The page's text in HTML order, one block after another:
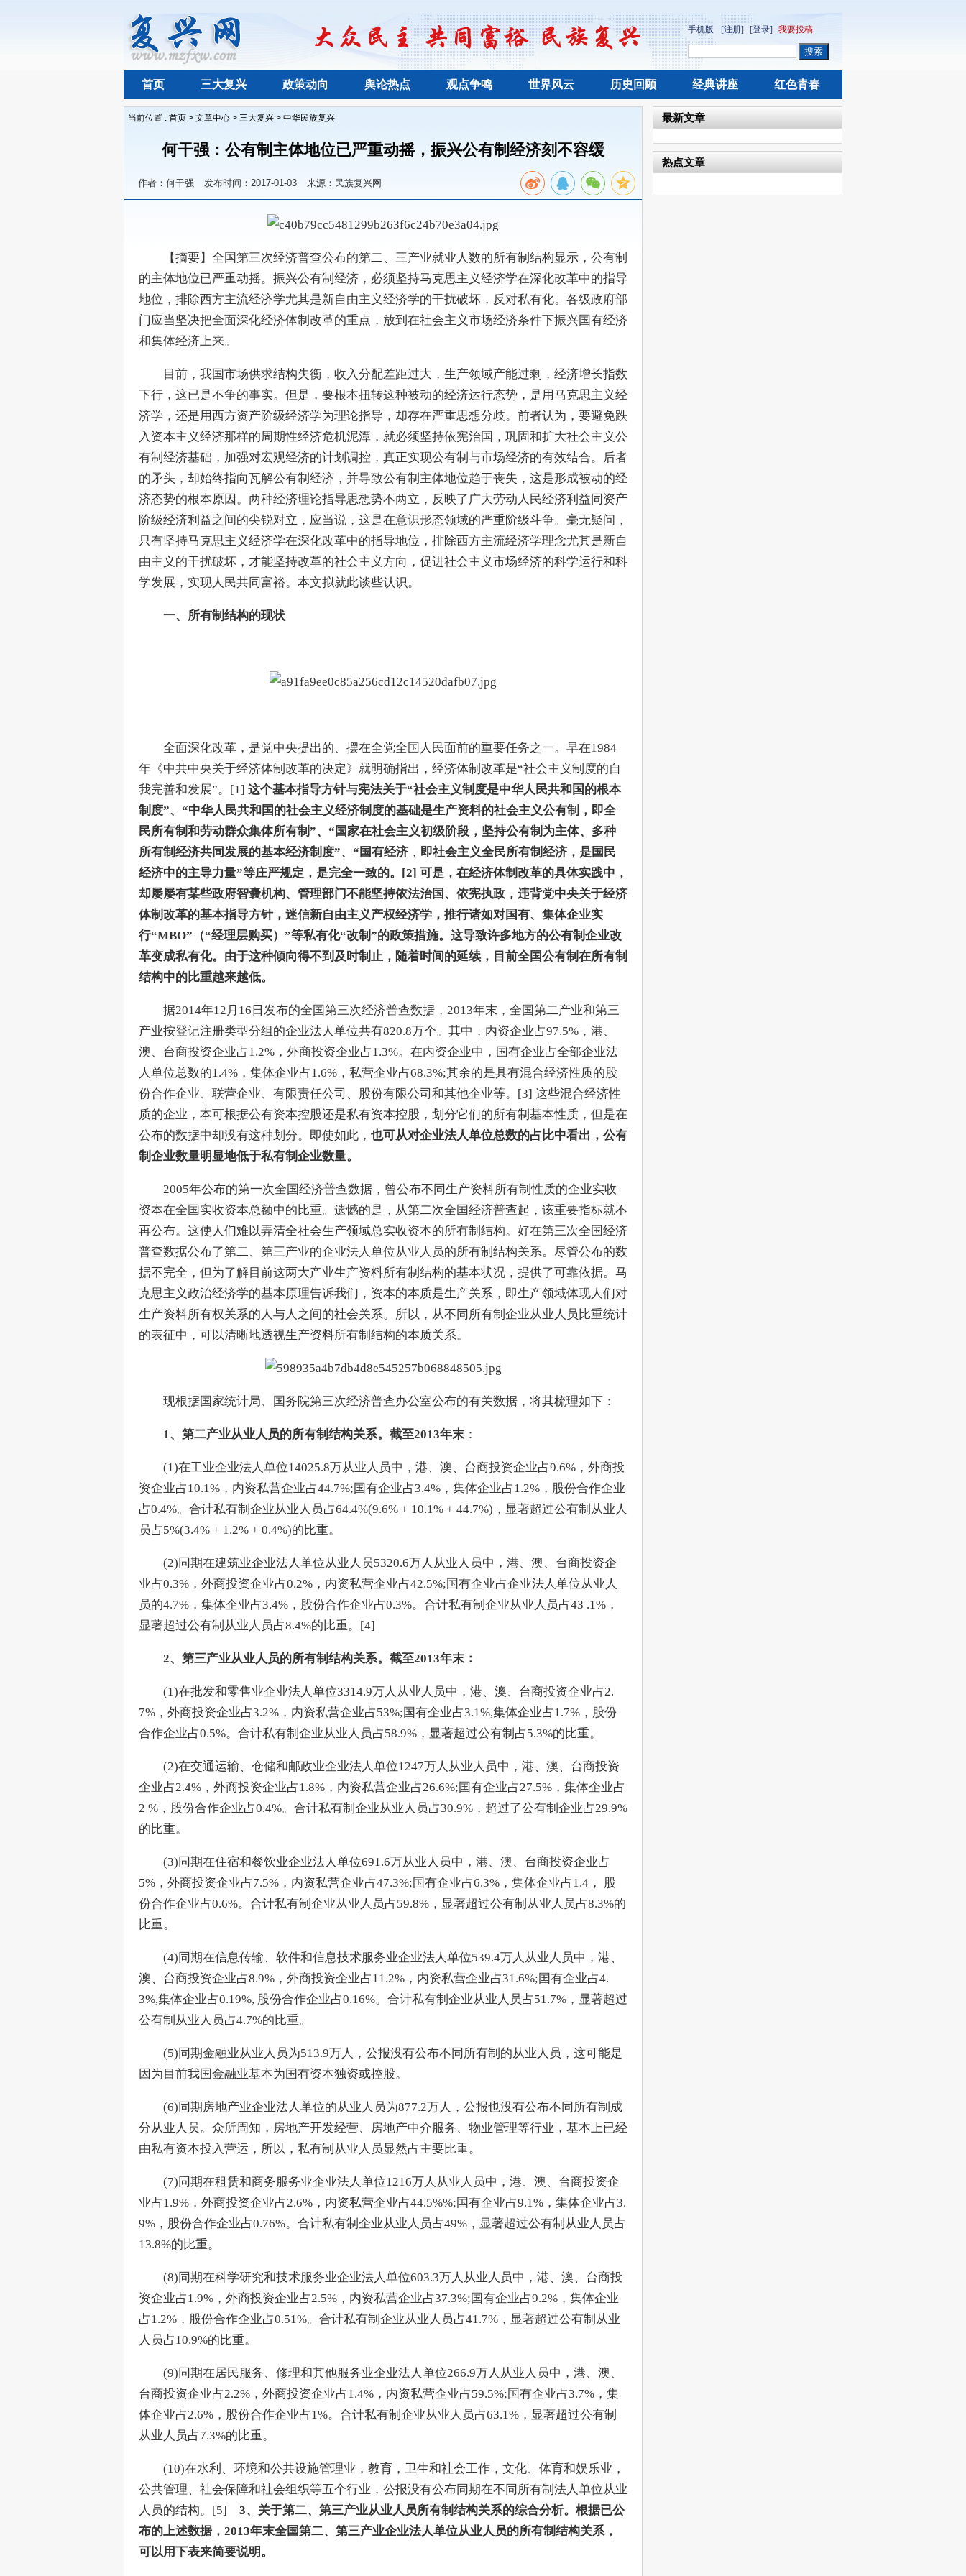
手机版 [注册] [登录] 我要投稿
首页 三大复兴 政策动向 舆论热点 观点争鸣 世界风云 历史回顾 经典讲座 红色青春
当前位置 : 首页 > 文章中心 > 三大复兴 > 中华民族复兴
何干强：公有制主体地位已严重动摇，振兴公有制经济刻不容缓
作者：何干强 发布时间：2017-01-03 来源：民族复兴网
【摘要】全国第三次经济普查公布的第二、三产业就业人数的所有制结构显示，公有制
的主体地位已严重动摇。振兴公有制经济，必须坚持马克思主义经济学在深化改革中的指导
地位，排除西方主流经济学尤其是新自由主义经济学的干扰破坏，反对私有化。各级政府部
门应当坚决把全面深化经济体制改革的重点，放到在社会主义市场经济条件下振兴国有经济
和集体经济上来。
目前，我国市场供求结构失衡，收入分配差距过大，生产领域产能过剩，经济增长指数
下行，这已是不争的事实。但是，要根本扭转这种被动的经济运行态势，是用马克思主义经
济学，还是用西方资产阶级经济学为理论指导，却存在严重思想分歧。前者认为，要避免跌
入资本主义经济那样的周期性经济危机泥潭，就必须坚持依宪治国，巩固和扩大社会主义公
有制经济基础，加强对宏观经济的计划调控，真正实现公有制与市场经济的有效结合。后者
的矛头，却始终指向瓦解公有制经济，并导致公有制主体地位趋于丧失，这是形成被动的经
济态势的根本原因。两种经济理论指导思想势不两立，反映了广大劳动人民经济利益同资产
阶级经济利益之间的尖锐对立，应当说，这是在意识形态领域的严重阶级斗争。毫无疑问，
只有坚持马克思主义经济学在深化改革中的指导地位，排除西方主流经济学理念尤其是新自
由主义的干扰破坏，才能坚持改革的社会主义方向，促进社会主义市场经济的科学运行和科
学发展，实现人民共同富裕。本文拟就此谈些认识。
一、所有制结构的现状
全面深化改革，是党中央提出的、摆在全党全国人民面前的重要任务之一。早在1984
年《中共中央关于经济体制改革的决定》就明确指出，经济体制改革是“社会主义制度的自
我完善和发展”。[1] 这个基本指导方针与宪法关于“社会主义制度是中华人民共和国的根本
制度”、“中华人民共和国的社会主义经济制度的基础是生产资料的社会主义公有制，即全
民所有制和劳动群众集体所有制”、“国家在社会主义初级阶段，坚持公有制为主体、多种
所有制经济共同发展的基本经济制度”、“国有经济 ， 即社会主义全民所有制经济，是国民
经济中的主导力量”等庄严规定，是完全一致的。[2] 可是，在经济体制改革的具体实践中，
却屡屡有某些政府智囊机构、管理部门不能坚持依法治国、依宪执政，违背党中央关于经济
体制改革的基本指导方针，迷信新自由主义产权经济学，推行诸如对国有、集体企业实
行“MBO”（“经理层购买）”等私有化“改制”的政策措施。这导致许多地方的公有制企业改
革变成私有化。由于这种倾向得不到及时制止，随着时间的延续，目前全国公有制在所有制
结构中的比重越来越低。
据2014年12月16日发布的全国第三次经济普查数据，2013年末，全国第二产业和第三
产业按登记注册类型分组的企业法人单位共有820.8万个。其中，内资企业占97.5%，港、
澳、台商投资企业占1.2%，外商投资企业占1.3%。在内资企业中，国有企业占全部企业法
人单位总数的1.4%，集体企业占1.6%，私营企业占68.3%;其余的是具有混合经济性质的股
份合作企业、联营企业、有限责任公司、股份有限公司和其他企业等。[3] 这些混合经济性
质的企业，本可根据公有资本控股还是私有资本控股，划分它们的所有制基本性质，但是在
公布的数据中却没有这种划分。即使如此， 也可从对企业法人单位总数的占比中看出，公有
制企业数量明显地低于私有制企业数量。
2005年公布的第一次全国经济普查数据，曾公布不同生产资料所有制性质的企业实收
资本在全国实收资本总额中的比重。遗憾的是，从第二次全国经济普查起，该重要指标就不
再公布。这使人们难以弄清全社会生产领域总实收资本的所有制结构。好在第三次全国经济
普查数据公布了第二、第三产业的企业法人单位从业人员的所有制结构关系。尽管公布的数
据不完全，但为了解目前这两大产业生产资料所有制结构的基本状况，提供了可靠依据。马
克思主义政治经济学的基本原理告诉我们，资本的本质是生产关系，即生产领域体现人们对
生产资料所有权关系的人与人之间的社会关系。所以，从不同所有制企业从业人员比重统计
的表征中，可以清晰地透视生产资料所有制结构的本质关系。
现根据国家统计局、国务院第三次经济普查办公室公布的有关数据，将其梳理如下：
1、第二产业从业人员的所有制结构关系。截至2013年末 ：
(1)在工业企业法人单位14025.8万从业人员中，港、澳、台商投资企业占9.6%，外商投
资企业占10.1%，内资私营企业占44.7%;国有企业占3.4%，集体企业占1.2%，股份合作企业
占0.4%。合计私有制企业从业人员占64.4%(9.6% + 10.1% + 44.7%)，显著超过公有制从业人
员占5%(3.4% + 1.2% + 0.4%)的比重。
(2)同期在建筑业企业法人单位从业人员5320.6万人从业人员中，港、澳、台商投资企
业占0.3%，外商投资企业占0.2%，内资私营企业占42.5%;国有企业占企业法人单位从业人
员的4.7%，集体企业占3.4%，股份合作企业占0.3%。合计私有制企业从业人员占43 .1%，
显著超过公有制从业人员占8.4%的比重。[4]
2、第三产业从业人员的所有制结构关系。截至2013年末：
(1)在批发和零售业企业法人单位3314.9万人从业人员中，港、澳、台商投资企业占2.
7%，外商投资企业占3.2%，内资私营企业占53%;国有企业占3.1%,集体企业占1.7%，股份
合作企业占0.5%。合计私有制企业从业人员占58.9%，显著超过公有制占5.3%的比重。
(2)在交通运输、仓储和邮政业企业法人单位1247万人从业人员中，港、澳、台商投资
企业占2.4%，外商投资企业占1.8%，内资私营企业占26.6%;国有企业占27.5%，集体企业占
2 %，股份合作企业占0.4%。合计私有制企业从业人员占30.9%，超过了公有制企业占29.9%
的比重。
(3)同期在住宿和餐饮业企业法人单位691.6万从业人员中，港、澳、台商投资企业占
5%，外商投资企业占7.5%，内资私营企业占47.3%;国有企业占6.3%，集体企业占1.4， 股
份合作企业占0.6%。合计私有制企业从业人员占59.8%，显著超过公有制从业人员占8.3%的
比重。
(4)同期在信息传输、软件和信息技术服务业企业法人单位539.4万人从业人员中，港、
澳、台商投资企业占8.9%，外商投资企业占11.2%，内资私营企业占31.6%;国有企业占4.
3%,集体企业占0.19%, 股份合作企业占0.16%。合计私有制企业从业人员占51.7%，显著超过
公有制从业人员占4.7%的比重。
(5)同期金融业从业人员为513.9万人，公报没有公布不同所有制的从业人员，这可能是
因为目前我国金融业基本为国有资本独资或控股。
(6)同期房地产业企业法人单位的从业人员为877.2万人，公报也没有公布不同所有制成
分从业人员。众所周知，房地产开发经营、房地产中介服务、物业管理等行业，基本上已经
由私有资本投入营运，所以，私有制从业人员显然占主要比重。
(7)同期在租赁和商务服务业企业法人单位1216万人从业人员中，港、澳、台商投资企
业占1.9%，外商投资企业占2.6%，内资私营企业占44.5%%;国有企业占9.1%，集体企业占3.
9%，股份合作企业占0.76%。合计私有制企业从业人员占49%，显著超过公有制从业人员占
13.8%的比重。
(8)同期在科学研究和技术服务业企业法人单位603.3万人从业人员中，港、澳、台商投
资企业占1.9%，外商投资企业占2.5%，内资私营企业占37.3%;国有企业占9.2%，集体企业
占1.2%，股份合作企业占0.51%。合计私有制企业从业人员占41.7%，显著超过公有制从业
人员占10.9%的比重。
(9)同期在居民服务、修理和其他服务业企业法人单位266.9万人从业人员中，港、澳、
台商投资企业占2.2%，外商投资企业占1.4%，内资私营企业占59.5%;国有企业占3.7%，集
体企业占2.6%，股份合作企业占1%。合计私有制企业从业人员占63.1%，显著超过公有制
从业人员占7.3%的比重。
(10)在水利、环境和公共设施管理业，教育，卫生和社会工作，文化、体育和娱乐业，
公共管理、社会保障和社会组织等五个行业，公报没有公布同期在不同所有制法人单位从业
人员的结构。[5] 3、关于第二、第三产业从业人员所有制结构关系的综合分析。根据已公
布的上述数据，2013年末全国第二、第三产业企业法人单位从业人员的所有制结构关系，
可以用下表来简要说明。
最新文章
热点文章